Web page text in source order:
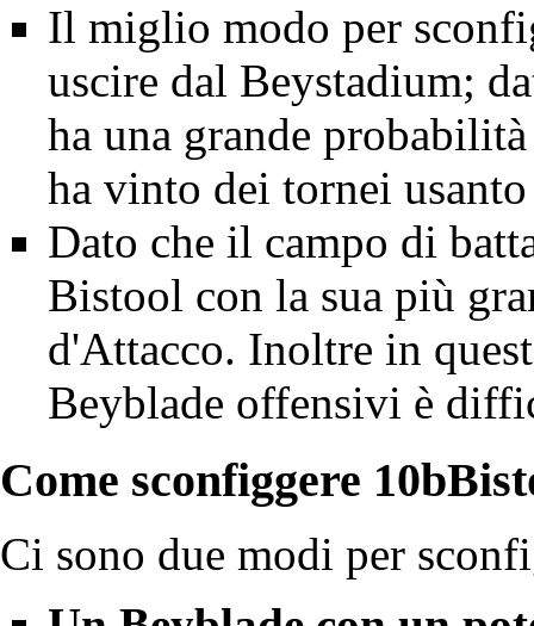
Il miglio modo per
uscire dal Beystadium;
ha una grande
ha vinto dei tornei
Dato che il campo di
Bistool con la sua più
d'Attacco. Inoltre in
Beyblade offensivi è
Come sconfiggere
Ci sono due modi per